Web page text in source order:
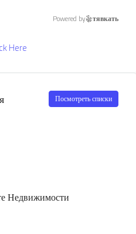
Powered by тявкать
Here
Посмотреть списки
Недвижимости